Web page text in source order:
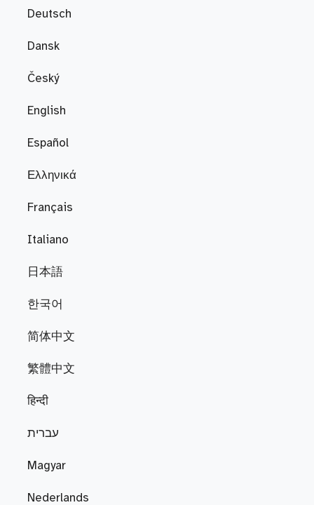
Deutsch
Dansk
Český
English
Español
Ελληνικά
Français
Italiano
日本語
한국어
简体中文
繁體中文
हिन्दी
עברית
Magyar
Nederlands